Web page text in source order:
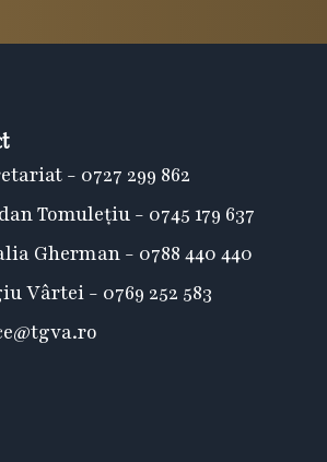
- 0727 299 862
Tomulețiu - 0745 179 637
Gherman - 0788 440 440
Vârtei - 0769 252 583